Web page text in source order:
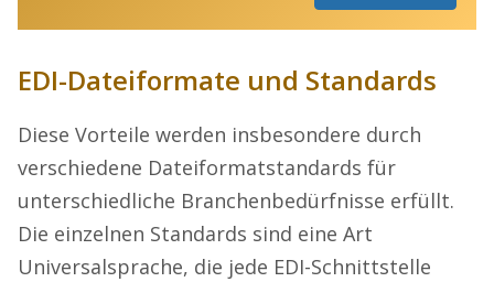
EDI-Dateiformate und Standards
Diese Vorteile werden insbesondere durch
verschiedene Dateiformatstandards für
unterschiedliche Branchenbedürfnisse erfüllt.
Die einzelnen Standards sind eine Art
Universalsprache, die jede EDI-Schnittstelle